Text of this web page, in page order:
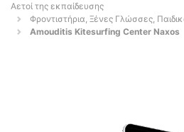
Αετοί της εκπαίδευσης
Φροντιστήρια, Ξένες Γλώσσες,
Amouditis Kitesurfing Center Naxos